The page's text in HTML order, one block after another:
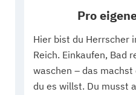
Pro
Hier bist du Herrscher
Reich. Einkaufen, Bad
waschen – das
du es willst. Du musst